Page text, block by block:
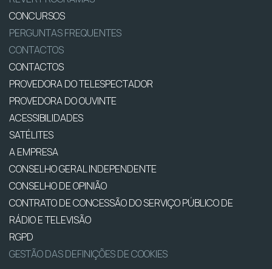
CONCURSOS
PERGUNTAS FREQUENTES
CONTACTOS
CONTACTOS
PROVEDORA DO TELESPECTADOR
PROVEDORA DO OUVINTE
ACESSIBILIDADES
SATÉLITES
A EMPRESA
CONSELHO GERAL INDEPENDENTE
CONSELHO DE OPINIÃO
CONTRATO DE CONCESSÃO DO SERVIÇO PÚBLICO DE
RÁDIO E TELEVISÃO
RGPD
GESTÃO DAS DEFINIÇÕES DE COOKIES